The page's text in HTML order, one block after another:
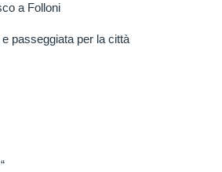
a Folloni
passeggiata per la città